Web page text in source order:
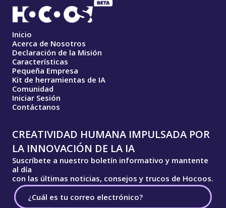
Inicio
Acerca de Nosotros
Declaración de la Misión
Características
Pequeña Empresa
Kit de herramientas de IA
Comunidad
Iniciar Sesión
Contáctanos
CREATIVIDAD HUMANA IMPULSADA POR
LA INNOVACIÓN DE LA IA
Suscríbete a nuestro boletín informativo y mantente
al día
con las últimas noticias, consejos y trucos de Hocoos.